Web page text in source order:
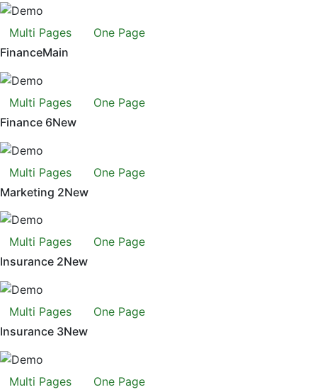
Multi Pages
One Page
FinanceMain
Multi Pages
One Page
Finance 6New
Multi Pages
One Page
Marketing 2New
Multi Pages
One Page
Insurance 2New
Multi Pages
One Page
Insurance 3New
Multi Pages One Page